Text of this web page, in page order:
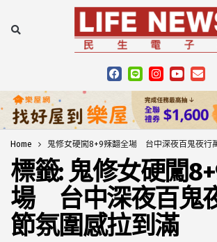
Home 鬼修女硬闖8+9辣翻全場 台中深夜百鬼夜行
標籤:鬼修女硬闖
場 台中深夜百鬼
節氛圍感拉到滿